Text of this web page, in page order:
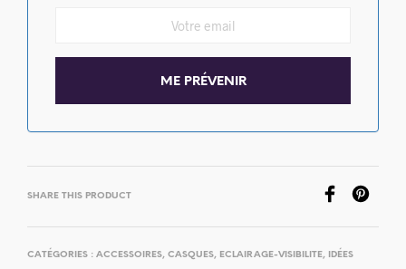
SHARE THIS PRODUCT
CATÉGORIES : ACCESSOIRES, CASQUES, ECLAIRAGE-VISIBILITE, IDÉES